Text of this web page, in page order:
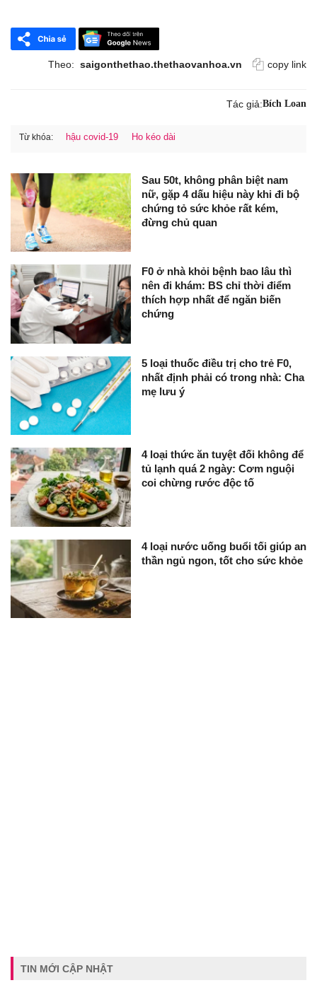
Theo: saigonthethao.thethaovanhoa.vn copy link
Tác giả:Bích Loan
Từ khóa: hậu covid-19 Ho kéo dài
Sau 50t, không phân biệt nam
nữ, gặp 4 dấu hiệu này khi đi bộ
chứng tỏ sức khỏe rất kém,
đừng chủ quan
F0 ở nhà khỏi bệnh bao lâu thì
nên đi khám: BS chỉ thời điểm
thích hợp nhất để ngăn biến
chứng
5 loại thuốc điều trị cho trẻ F0,
nhất định phải có trong nhà: Cha
mẹ lưu ý
4 loại thức ăn tuyệt đối không để
tủ lạnh quá 2 ngày: Cơm nguội
coi chừng rước độc tố
4 loại nước uống buổi tối giúp an
thần ngủ ngon, tốt cho sức khỏe
TIN MỚI CẬP NHẬT